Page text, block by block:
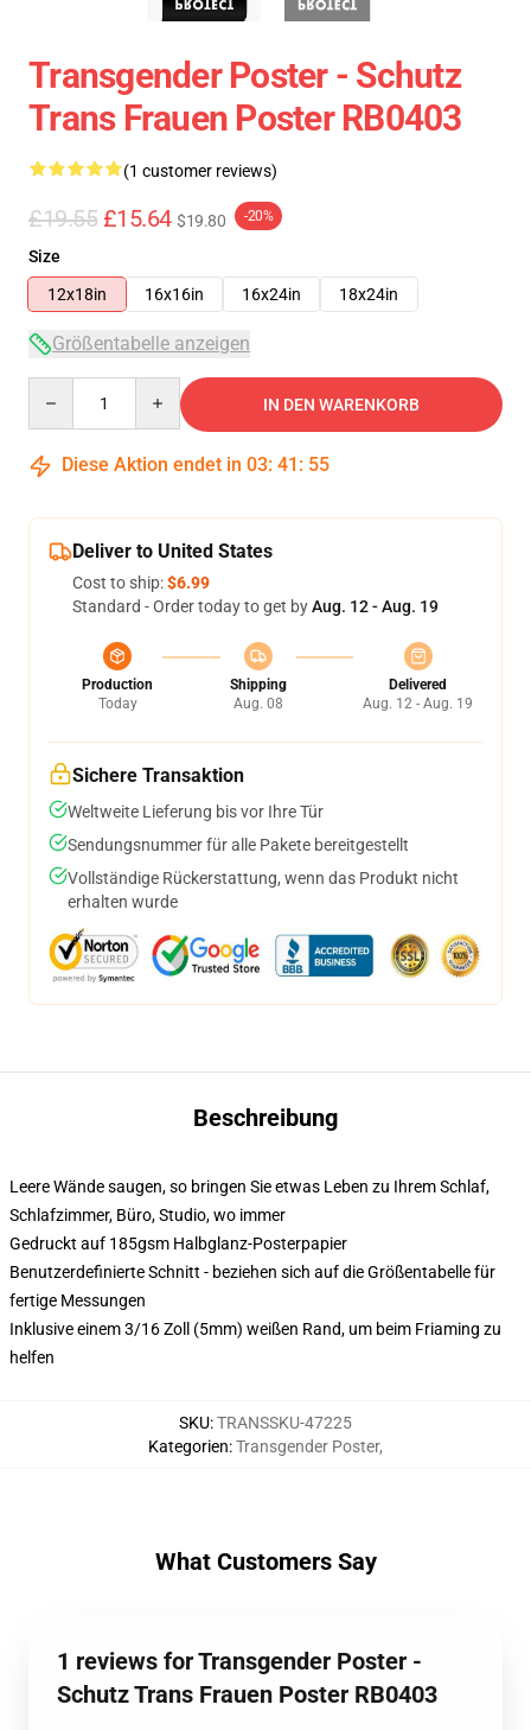
Transgender Poster - Schutz
Trans Frauen Poster RB0403
(1 customer reviews)
£19.55 £15.64 $19.80 -20%
Size
12x18in
16x16in 16x24in 18x24in
Größentabelle anzeigen
IN DEN WARENKORB
Diese Aktion endet in 03: 41 : 54
Deliver to United States
Cost to ship:$6.99
Standard - Order today to get byAug. 12 - Aug. 19
Production
Today
Shipping
Aug. 08
Delivered
Aug. 12 - Aug. 19
Sichere Transaktion
Weltweite Lieferung bis vor Ihre Tür
Sendungsnummer für alle Pakete bereitgestellt
Vollständige Rückerstattung, wenn das Produkt nicht
erhalten wurde
Beschreibung
Leere Wände saugen, so bringen Sie etwas Leben zu Ihrem Schlaf,
Schlafzimmer, Büro, Studio, wo immer
Gedruckt auf 185gsm Halbglanz-Posterpapier
Benutzerdefinierte Schnitt - beziehen sich auf die Größentabelle für
fertige Messungen
Inklusive einem 3/16 Zoll (5mm) weißen Rand, um beim Friaming zu
helfen
SKU:TRANSSKU-47225
Kategorien:Transgender Poster,
What Customers Say
1 reviews for Transgender Poster -
Schutz Trans Frauen Poster RB0403